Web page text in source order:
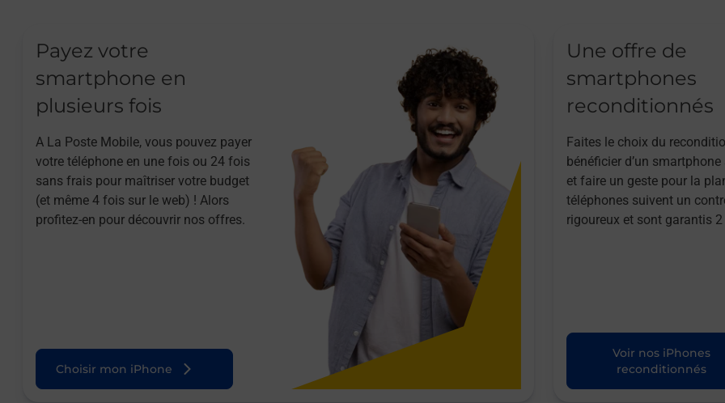
Payez votre
smartphone en
plusieurs fois
A La Poste Mobile, vous pouvez payer
votre téléphone en une fois ou 24 fois
sans frais pour maîtriser votre budget
(et même 4 fois sur le web) ! Alors
profitez-en pour découvrir nos offres.
Choisir mon iPhone
Une offre de
smartphones
reconditionnés
Faites le choix du
bénéficier d’un
et faire un geste pour la
téléphones suivent un
rigoureux et sont garantis 2
Voir nos iPhones
reconditionnés